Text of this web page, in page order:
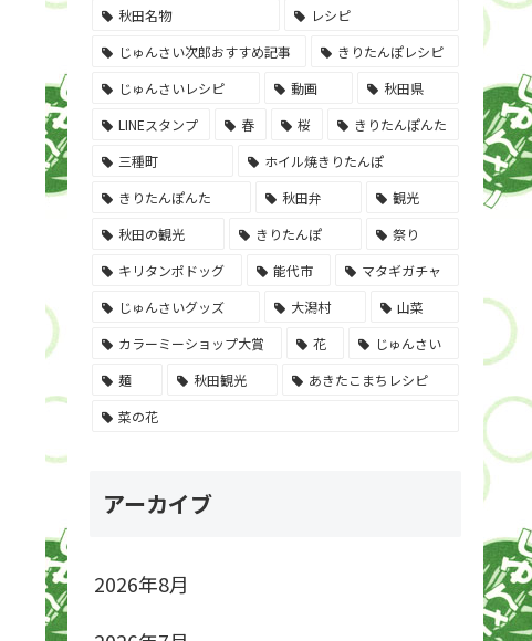
秋田名物
レシピ
じゅんさい次郎おすすめ記事
きりたんぽレシピ
じゅんさいレシピ
動画
秋田県
LINEスタンプ
春 桜
きりたんぽんた
三種町
ホイル焼きりたんぽ
きりたんぽんた
秋田弁
観光
秋田の観光
きりたんぽ
祭り
キリタンポドッグ
能代市
マタギガチャ
じゅんさいグッズ
大潟村
山菜
カラーミーショップ大賞
花
じゅんさい
麺
秋田観光
あきたこまちレシピ
菜の花
アーカイブ
2026年8月